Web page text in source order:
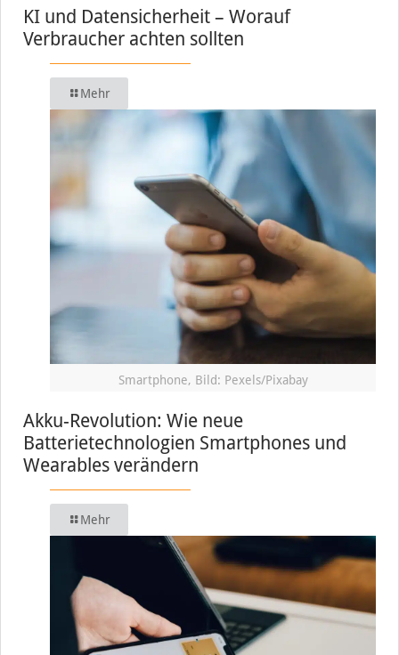
KI und Datensicherheit – Worauf
Verbraucher achten sollten
Mehr
Smartphone, Bild: Pexels/Pixabay
Akku-Revolution: Wie neue
Batterietechnologien Smartphones und
Wearables verändern
Mehr